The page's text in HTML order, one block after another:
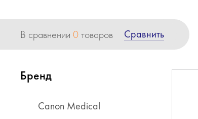
В сравнении 0товаров Сравнить
Бренд
Canon Medical